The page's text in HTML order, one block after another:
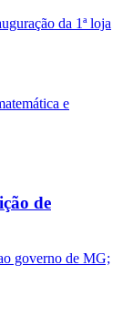
da 1ª loja
de